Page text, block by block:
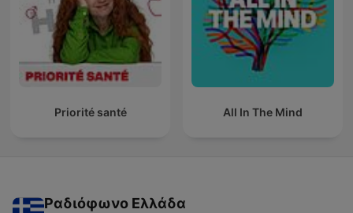
Priorité santé All In The Mind
Ραδιόφωνο Ελλάδα